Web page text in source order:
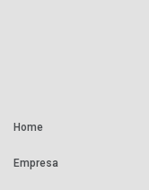
Home
Empresa